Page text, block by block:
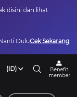
disini dan lihat
DuluCek Sekarang
(ID)
Benefit
member